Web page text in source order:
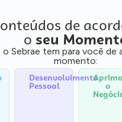
de
o seu
o Sebrae tem para você de
momento:
Desenvolvimento
Pessoal o